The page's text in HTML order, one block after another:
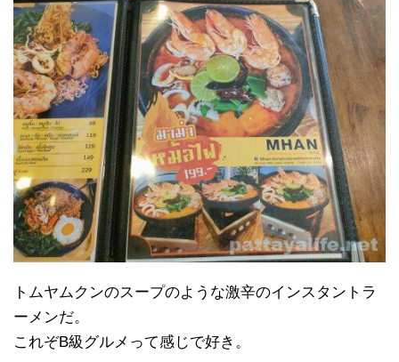
トムヤムクンのスープのような激辛のインスタントラ
ーメンだ。
これぞB級グルメって感じで好き。